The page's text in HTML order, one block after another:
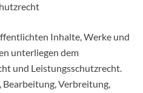
Inhalte, Werke und
unterliegen dem
und Leistungsschutzrecht.
Verbreitung,